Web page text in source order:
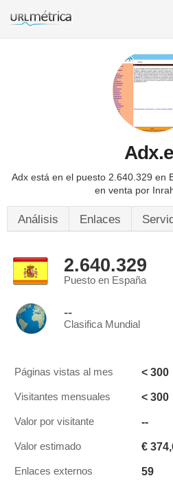
Adx está en el puesto 2.640.329 en
en venta por
Análisis Enlaces
2.640.329
Puesto en España
--
Clasifica Mundial
Páginas vistas al mes < 300
Visitantes mensuales < 300
Valor por visitante --
Valor estimado €
Enlaces externos 59